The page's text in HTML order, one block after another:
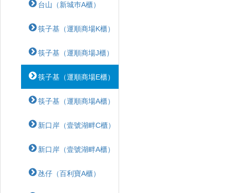
台山（新城巿A櫃）
筷子基（運順商場K櫃）
筷子基（運順商場J櫃）
筷子基（運順商場E櫃）
筷子基（運順商場A櫃）
新口岸（壹號湖畔C櫃）
新口岸（壹號湖畔A櫃）
氹仔（百利寶A櫃）